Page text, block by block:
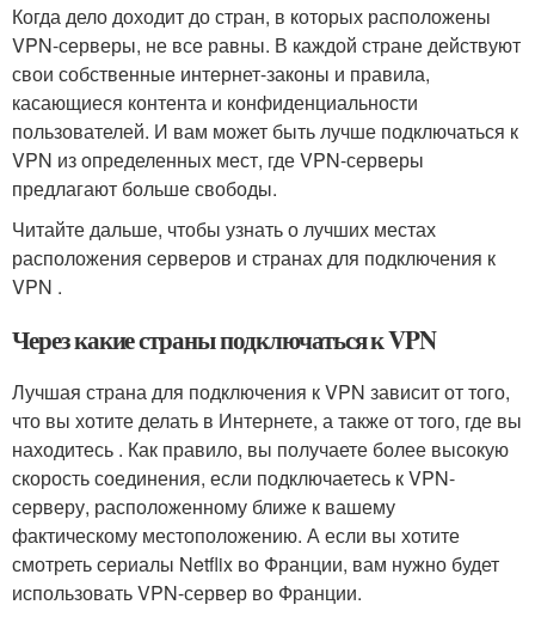
Когда дело доходит до стран, в которых расположены
VPN-серверы, не все равны. В каждой стране действуют
свои собственные интернет-законы и правила,
касающиеся контента и конфиденциальности
пользователей. И вам может быть лучше подключаться к
VPN из определенных мест, где VPN-серверы
предлагают больше свободы.
Читайте дальше, чтобы узнать о лучших местах
расположения серверов и странах для подключения к
VPN .
Через какие страны подключаться к VPN
Лучшая страна для подключения к VPN зависит от того,
что вы хотите делать в Интернете, а также от того, где вы
находитесь . Как правило, вы получаете более высокую
скорость соединения, если подключаетесь к VPN-
серверу, расположенному ближе к вашему
фактическому местоположению. А если вы хотите
смотреть сериалы Netflix во Франции, вам нужно будет
использовать VPN-сервер во Франции.